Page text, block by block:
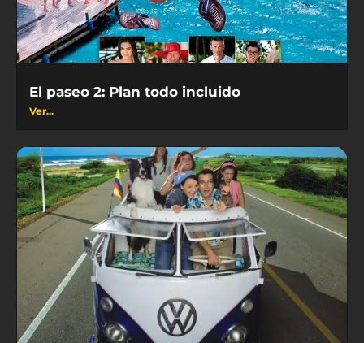
El paseo 2: Plan todo incluido
Ver...